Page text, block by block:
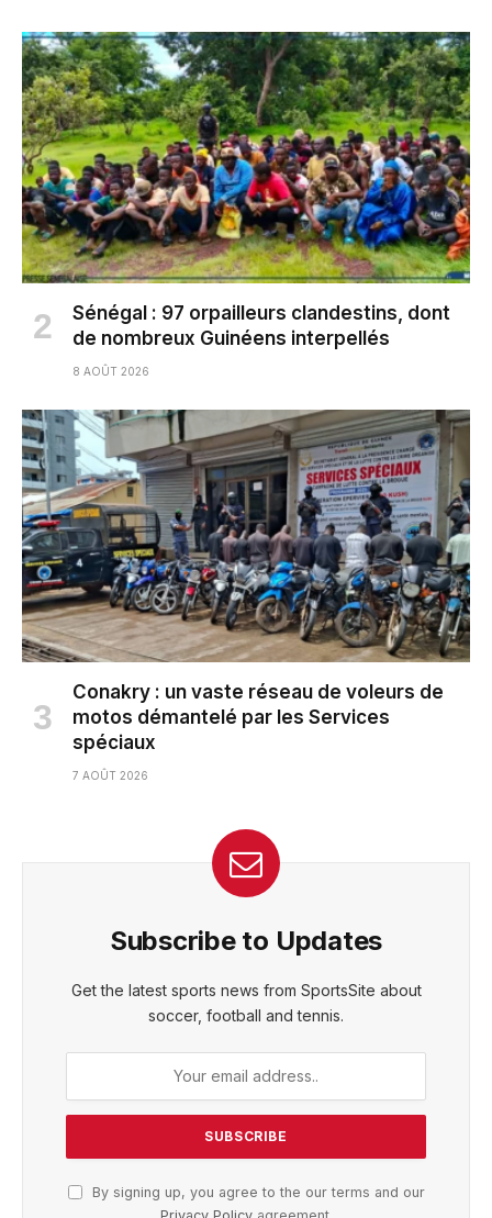
Sénégal : 97 orpailleurs clandestins, dont
de nombreux Guinéens interpellés
8 AOÛT 2026
Conakry : un vaste réseau de voleurs de
motos démantelé par les Services
spéciaux
7 AOÛT 2026
Subscribe to Updates
Get the latest sports news from SportsSite about
soccer, football and tennis.
By signing up, you agree to the our terms and our